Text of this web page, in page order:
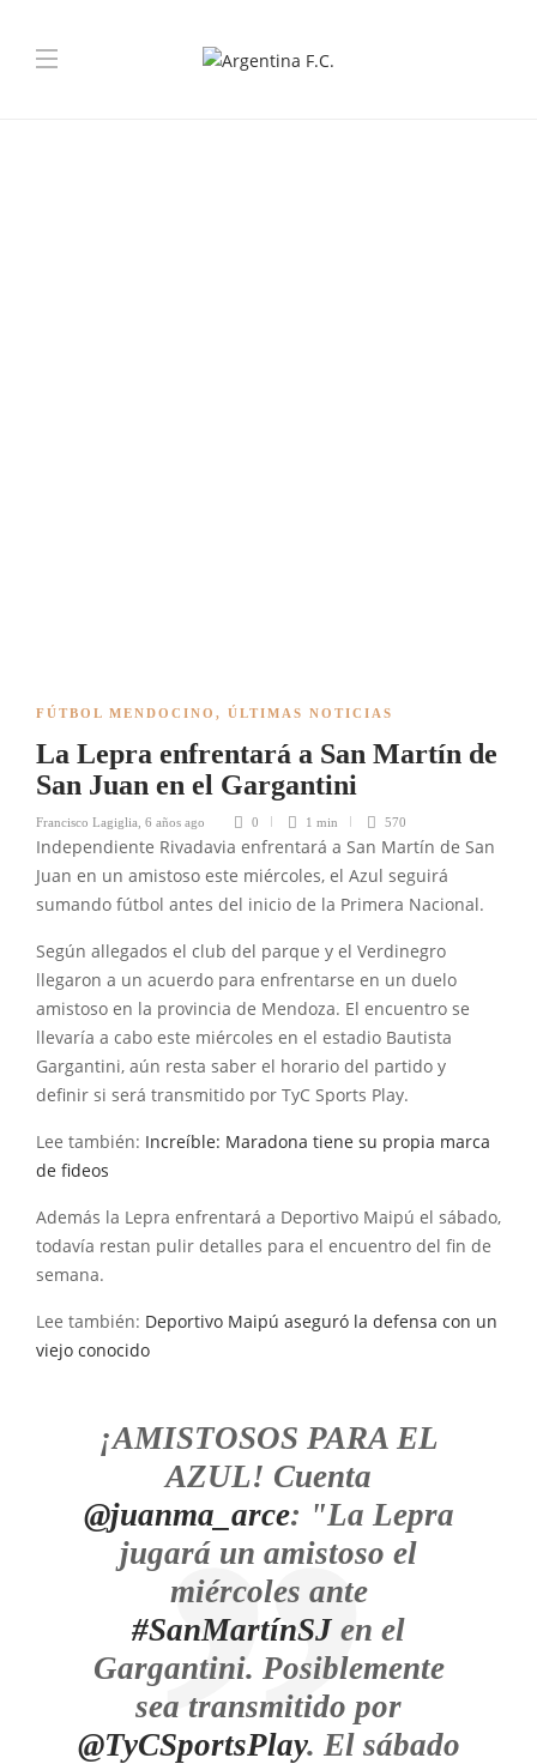
FÚTBOL MENDOCINO , ÚLTIMAS NOTICIAS
La Lepra enfrentará a San Martín de
San Juan en el Gargantini
Francisco Lagiglia 6 años ago 0 1 min 570
Independiente Rivadavia enfrentará a San Martín de San
Juan en un amistoso este miércoles, el Azul seguirá
sumando fútbol antes del inicio de la Primera Nacional.
Según allegados el club del parque y el Verdinegro
llegaron a un acuerdo para enfrentarse en un duelo
amistoso en la provincia de Mendoza. El encuentro se
llevaría a cabo este miércoles en el estadio Bautista
Gargantini, aún resta saber el horario del partido y
definir si será transmitido por TyC Sports Play.
Lee también: Increíble: Maradona tiene su propia marca
de fideos
Además la Lepra enfrentará a Deportivo Maipú el sábado,
todavía restan pulir detalles para el encuentro del fin de
semana.
Lee también: Deportivo Maipú aseguró la defensa con un
viejo conocido
¡AMISTOSOS PARA EL
AZUL! Cuenta
@juanma_arce: "La Lepra
jugará un amistoso el
miércoles ante
#SanMartínSJen el
Gargantini. Posiblemente
sea transmitido por
@TyCSportsPlay. El sábado